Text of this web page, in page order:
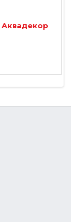
Аквадекор